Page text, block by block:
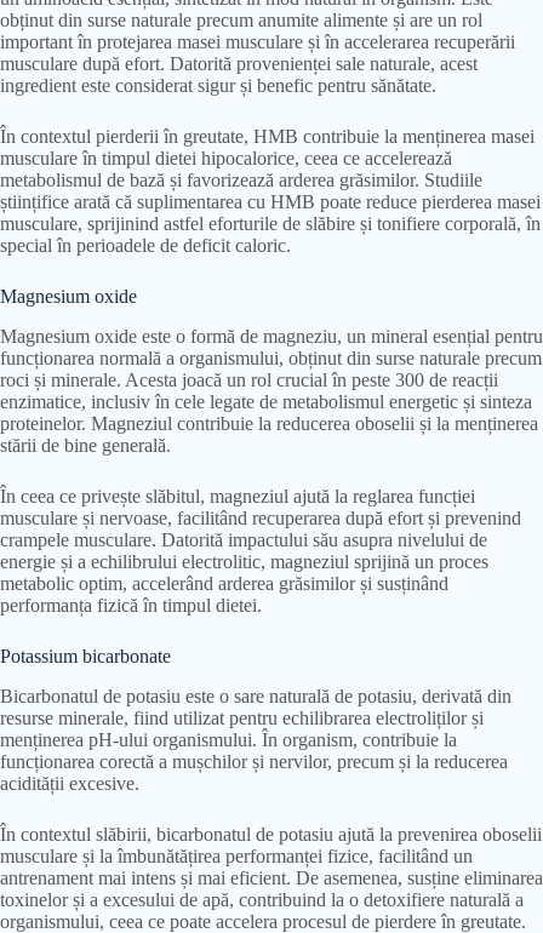
obținut din surse naturale precum anumite alimente și are un rol
important în protejarea masei musculare și în accelerarea recuperării
musculare după efort. Datorită provenienței sale naturale, acest
ingredient este considerat sigur și benefic pentru sănătate.
În contextul pierderii în greutate, HMB contribuie la menținerea masei
musculare în timpul dietei hipocalorice, ceea ce accelerează
metabolismul de bază și favorizează arderea grăsimilor. Studiile
științifice arată că suplimentarea cu HMB poate reduce pierderea masei
musculare, sprijinind astfel eforturile de slăbire și tonifiere corporală, în
special în perioadele de deficit caloric.
Magnesium oxide
Magnesium oxide este o formă de magneziu, un mineral esențial pentru
funcționarea normală a organismului, obținut din surse naturale precum
roci și minerale. Acesta joacă un rol crucial în peste 300 de reacții
enzimatice, inclusiv în cele legate de metabolismul energetic și sinteza
proteinelor. Magneziul contribuie la reducerea oboselii și la menținerea
stării de bine generală.
În ceea ce privește slăbitul, magneziul ajută la reglarea funcției
musculare și nervoase, facilitând recuperarea după efort și prevenind
crampele musculare. Datorită impactului său asupra nivelului de
energie și a echilibrului electrolitic, magneziul sprijină un proces
metabolic optim, accelerând arderea grăsimilor și susținând
performanța fizică în timpul dietei.
Potassium bicarbonate
Bicarbonatul de potasiu este o sare naturală de potasiu, derivată din
resurse minerale, fiind utilizat pentru echilibrarea electroliților și
menținerea pH-ului organismului. În organism, contribuie la
funcționarea corectă a mușchilor și nervilor, precum și la reducerea
acidității excesive.
În contextul slăbirii, bicarbonatul de potasiu ajută la prevenirea oboselii
musculare și la îmbunătățirea performanței fizice, facilitând un
antrenament mai intens și mai eficient. De asemenea, susține eliminarea
toxinelor și a excesului de apă, contribuind la o detoxifiere naturală a
organismului, ceea ce poate accelera procesul de pierdere în greutate.